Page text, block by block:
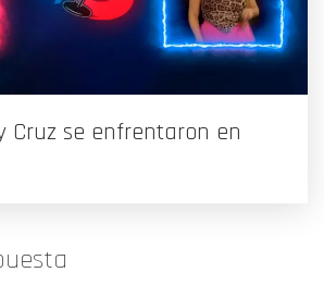
Cruz se enfrentaron en